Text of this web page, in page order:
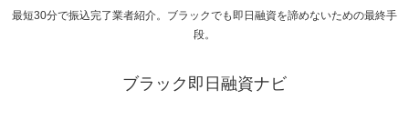
最短30分で振込完了業者紹介。ブラックでも即日融資を諦めないための最終手
段。
ブラック即日融資ナビ